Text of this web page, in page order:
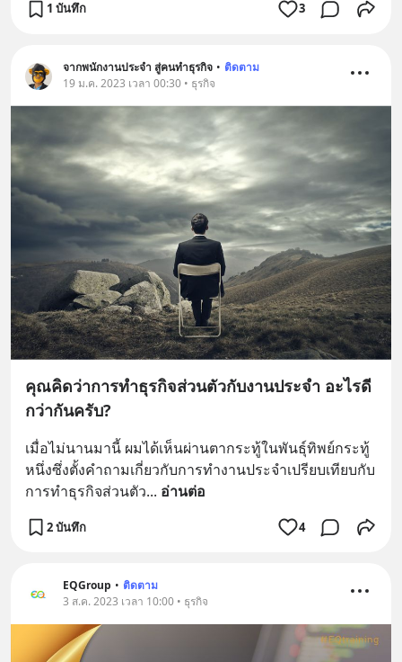
1 บันทึก 3
จากพนักงานประจำ สู่คนทำธุรกิจ • ติดตาม
19 ม.ค. 2023 เวลา 00:30 • ธุรกิจ
คุณคิดว่าการทำธุรกิจส่วนตัวกับงานประจำ อะไรดี
กว่ากันครับ?
เมื่อไม่นานมานี้ ผมได้เห็นผ่านตากระทู้ในพันธุ์ทิพย์กระทู้
หนึ่งซึ่งตั้งคำถามเกี่ยวกับการทำงานประจำเปรียบเทียบกับ
การทำธุรกิจส่วนตัว... อ่านต่อ
2 บันทึก 4
EQGroup • ติดตาม
3 ส.ค. 2023 เวลา 10:00 • ธุรกิจ